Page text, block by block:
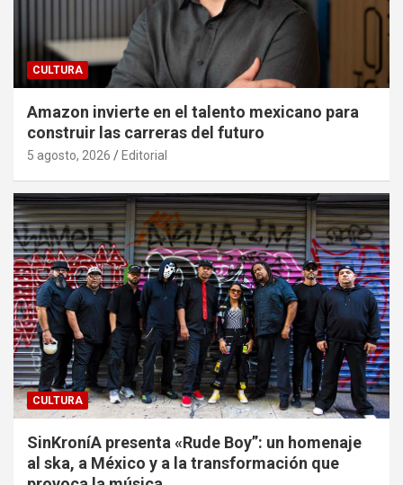
CULTURA
Amazon invierte en el talento mexicano para
construir las carreras del futuro
5 agosto, 2026 Editorial
CULTURA
SinKroníA presenta «Rude Boy”: un homenaje
al ska, a México y a la transformación que